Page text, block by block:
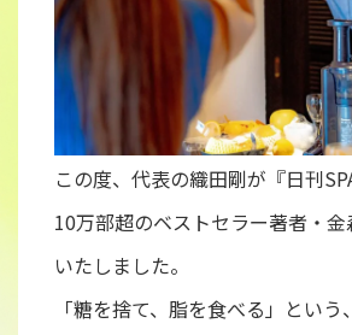
この度、代表の織田剛が『日刊
10万部超のベストセラー著者・
いたしました。
「糖を捨て、脂を食べる」とい